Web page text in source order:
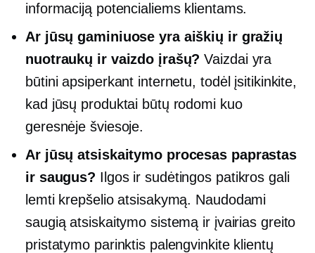
informaciją potencialiems klientams.
Ar jūsų gaminiuose yra aiškių ir gražių
nuotraukų ir vaizdo įrašų? Vaizdai yra
būtini apsiperkant internetu, todėl įsitikinkite,
kad jūsų produktai būtų rodomi kuo
geresnėje šviesoje.
Ar jūsų atsiskaitymo procesas paprastas
ir saugus? Ilgos ir sudėtingos patikros gali
lemti krepšelio atsisakymą. Naudodami
saugią atsiskaitymo sistemą ir įvairias greito
pristatymo parinktis palengvinkite klientų